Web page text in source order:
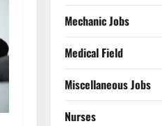
Mechanic Jobs
Medical Field
Miscellaneous Jobs
Nurses